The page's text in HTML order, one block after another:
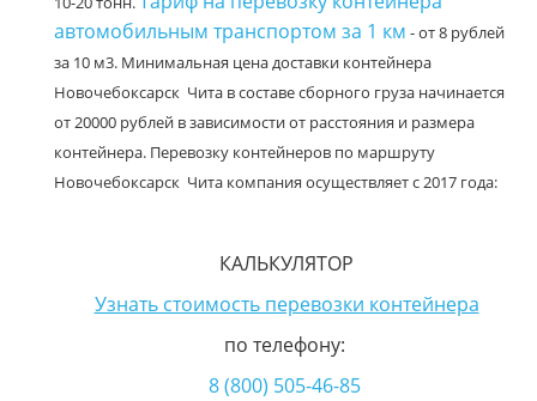
автомобильным транспортом за 1 км - от 8 рублей
за 10 м3. Минимальная цена доставки контейнера
Новочебоксарск Чита в составе сборного груза начинается
от 20000 рублей в зависимости от расстояния и размера
контейнера. Перевозку контейнеров по маршруту
Новочебоксарск Чита компания осуществляет с 2017 года:
КАЛЬКУЛЯТОР
Узнать стоимость перевозки контейнера
по телефону:
8 (800) 505-46-85